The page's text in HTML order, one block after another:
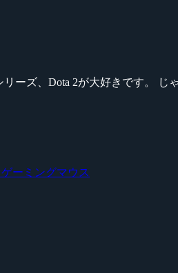
リーズ、Dota 2が大好きです。
ゲーミングマウス